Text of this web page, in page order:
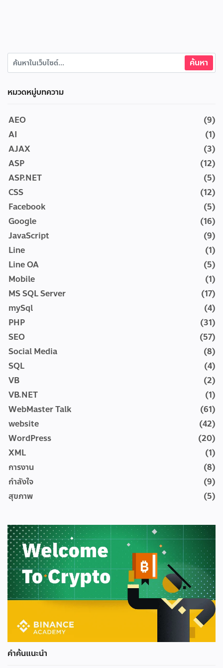
หมวดหมู่บทความ
AEO
(9)
AI
(1)
AJAX
(3)
ASP
(12)
ASP.NET
(5)
CSS
(12)
Facebook
(5)
Google
(16)
JavaScript
(9)
Line
(1)
Line OA
(5)
Mobile
(1)
MS SQL Server
(17)
mySql
(4)
PHP
(31)
SEO
(57)
Social Media
(8)
SQL
(4)
VB
(2)
VB.NET
(1)
WebMaster Talk
(61)
website
(42)
WordPress
(20)
XML
(1)
การงาน
(8)
กำลังใจ
(9)
สุขภาพ
(5)
คำค้นแนะนำ